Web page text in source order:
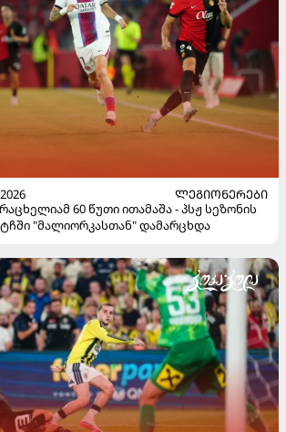
ᲚᲔᲒᲘᲝᲜᲔᲠᲔᲑᲘ
60 წუთი ითამაშა - პსჟ სეზონის
"მალიორკასთან" დამარცხდა